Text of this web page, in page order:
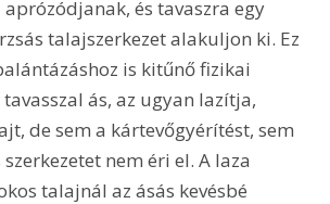
és tavaszra egy
talajszerkezet alakuljon ki. Ez
is kitűnő fizikai
ás, az ugyan lazítja,
de sem a kártevőgyérítést, sem
nem éri el. A laza
talajnál az ásás kevésbé